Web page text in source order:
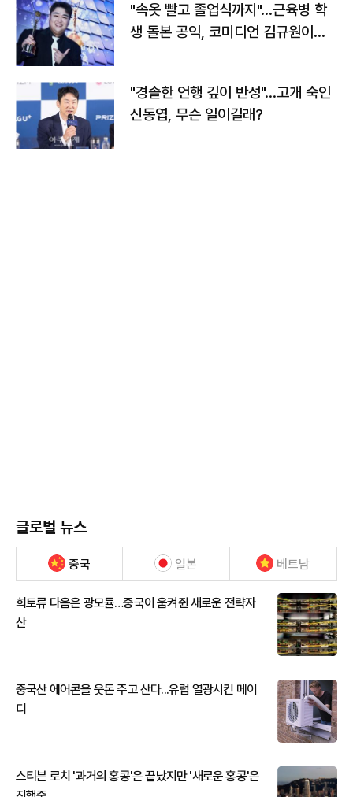
"속옷 빨고 졸업식까지"…근육병 학
생 돌본 공익, 코미디언 김규원이었
"경솔한 언행 깊이 반성"…고개 숙인
신동엽, 무슨 일이길래?
글로벌 뉴스
중국 일본 베트남
희토류 다음은 광모듈…중국이 움켜쥔 새로운 전략자
산
중국산 에어콘을 웃돈 주고 산다...유럽 열광시킨 메이
디
스티븐 로치 '과거의 홍콩'은 끝났지만 '새로운 홍콩'은